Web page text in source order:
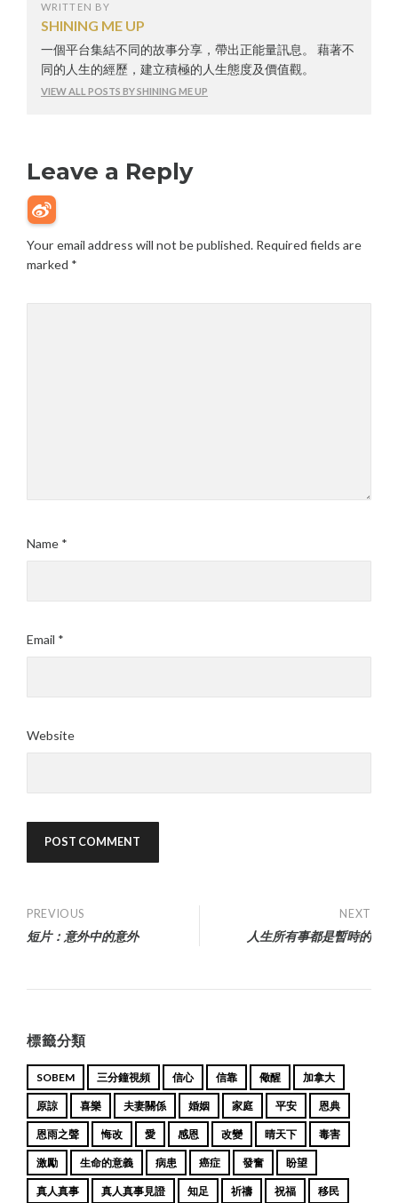
WRITTEN BY
SHINING ME UP
一個平台集結不同的故事分享，帶出正能量訊息。 藉著不
同的人生的經歷，建立積極的人生態度及價值觀。
VIEW ALL POSTS BY SHINING ME UP
Leave a Reply
Your email address will not be published. Required fields are
marked *
Name *
Email *
Website
Post
PREVIOUS
短片：意外中的意外
NEXT
人生所有事都是暫時的
標籤分類
SOBEM 三分鐘視頻 信心 信靠 儆醒 加拿大
原諒 喜樂 夫妻關係 婚姻 家庭 平安 恩典
恩雨之聲 悔改 愛 感恩 改變 晴天下 毒害
激勵 生命的意義 病患 癌症 發奮 盼望
真人真事 真人真事見證 知足 祈禱 祝福 移民